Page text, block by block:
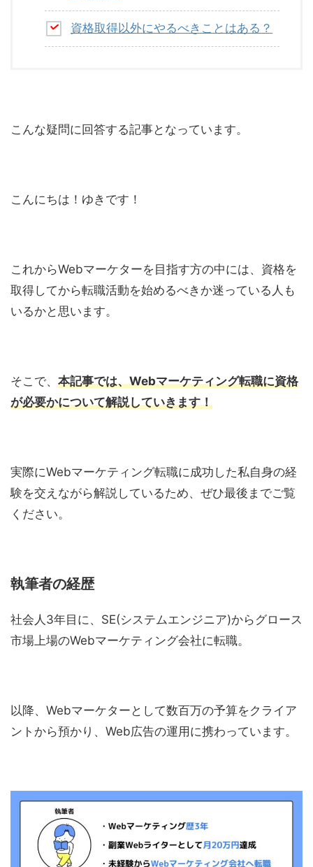
資格取得以外にやるべきことはある？
こんな疑問に回答する記事となっています。
こんにちは！ゆきです！
これからWebマーケターを目指す方の中には、資格を
取得してから転職活動を始めるべきか迷っている人も
いるかと思います。
そこで、 本記事では、Webマーケティング転職に資格
が必要かについて解説していきます！
実際にWebマーケティング転職に成功した私自身の経
験を交えながら解説しているため、ぜひ最後までご覧
ください。
執筆者の経歴
社会人3年目に、SE(システムエンジニア)からグロース
市場上場のWebマーケティング会社に転職。
以降、Webマーケターとして数百万の予算をクライア
ントから預かり、Web広告の運用に携わっています。